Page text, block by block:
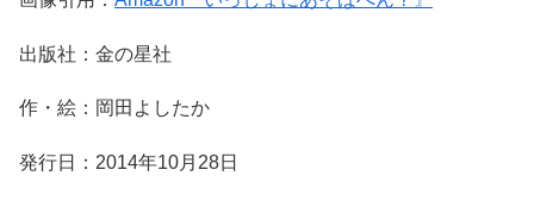
出版社：金の星社
作・絵：岡田よしたか
発行日：2014年10月28日